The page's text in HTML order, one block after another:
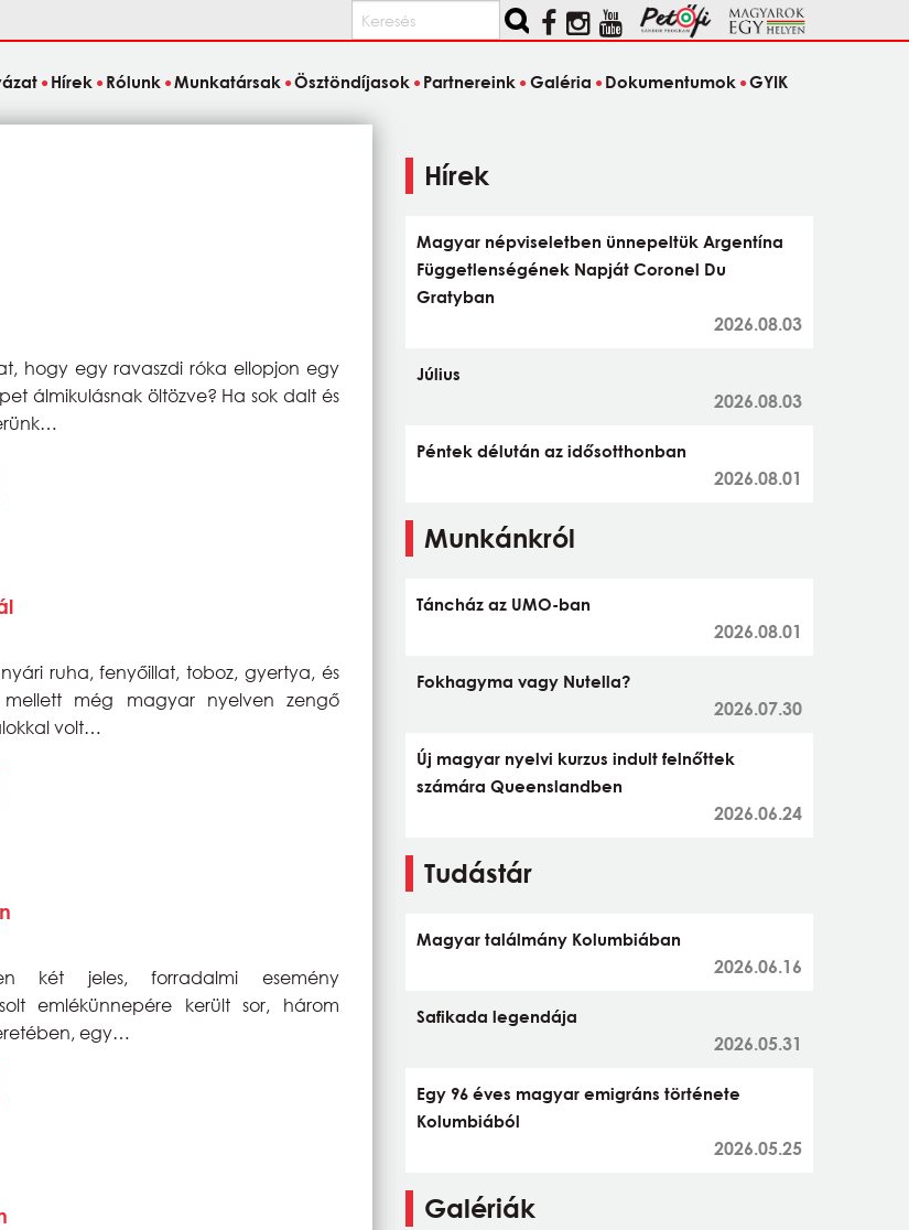
Keresés
Hírek Rólunk Munkatársak Ösztöndíjasok Partnereink Galéria Dokumentumok GYIK
hogy egy ravaszdi róka ellopjon egy
álmikulásnak öltözve? Ha sok dalt és
ruha, fenyőillat, toboz, gyertya, és
mellett még magyar nyelven zengő
volt…
két jeles, forradalmi esemény
emlékünnepére került sor, három
egy…
Hírek
Magyar népviseletben ünnepeltük Argentína
Függetlenségének Napját Coronel Du
Gratyban
2026.08.03
Július
2026.08.03
Péntek délután az idősotthonban
2026.08.01
Munkánkról
Táncház az UMO-ban
2026.08.01
Fokhagyma vagy Nutella?
2026.07.30
Új magyar nyelvi kurzus indult felnőttek
számára Queenslandben
2026.06.24
Tudástár
Magyar találmány Kolumbiában
2026.06.16
Safikada legendája
2026.05.31
Egy 96 éves magyar emigráns története
Kolumbiából
2026.05.25
Galériák